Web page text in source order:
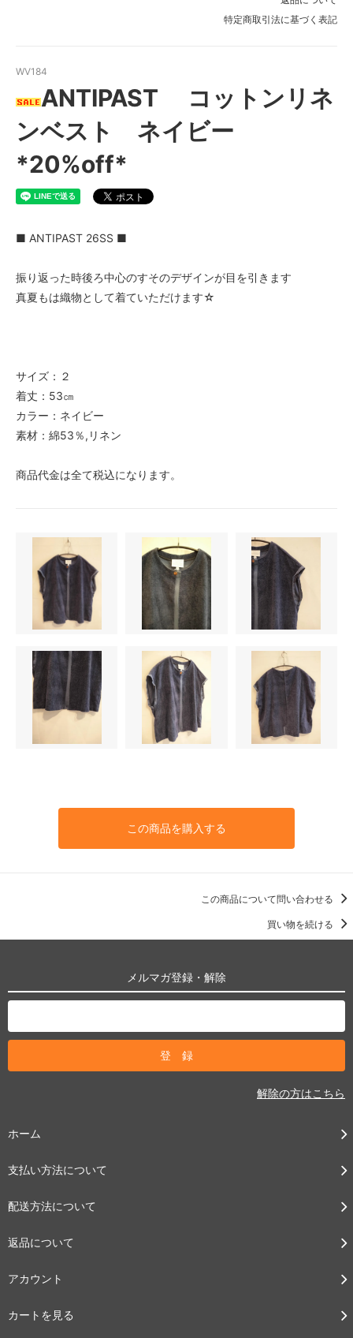
特定商取引法に基づく表記
WV184
ANTIPAST コットンリネ
ンベスト ネイビー
*20%off*
■ ANTIPAST 26SS ■
振り返った時後ろ中心のすそのデザインが目を引きます
真夏もは織物として着ていただけます☆
サイズ：２
着丈：53㎝
カラー：ネイビー
素材：綿53％,リネン
商品代金は全て税込になります。
この商品を購入する
この商品について問い合わせる
買い物を続ける
メルマガ登録・解除
解除の方はこちら
ホーム
支払い方法について
配送方法について
返品について
アカウント
カートを見る